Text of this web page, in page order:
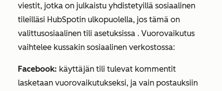
viestit, jotka on julkaistu yhdistetyillä sosiaalinen
tileilläsi HubSpotin ulkopuolella, jos tämä on
valittusosiaalinen tili asetuksissa . Vuorovaikutus
vaihtelee kussakin sosiaalinen verkostossa:
Facebook: käyttäjän tili tulevat kommentit
lasketaan vuorovaikutukseksi, ja vain postauksiin